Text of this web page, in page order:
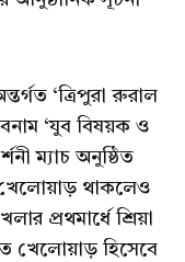
‘ত্রিপুরা রুরাল
‘যুব বিষয়ক ও
ম্যাচ অনুষ্ঠিত
থাকলেও
প্রথমার্ধে শ্রিয়া
খেলোয়াড় হিসেবে